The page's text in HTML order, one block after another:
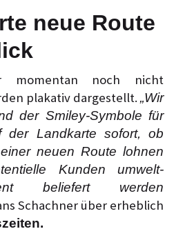
neue Route
momentan noch nicht
plakativ dargestellt. „Wir
der Smiley-Symbole für
der Landkarte sofort, ob
neuen Route lohnen
Kunden umwelt-
beliefert werden
Schachner über erheblich